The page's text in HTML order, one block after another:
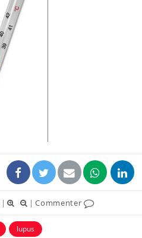
| |Commenter
lupus